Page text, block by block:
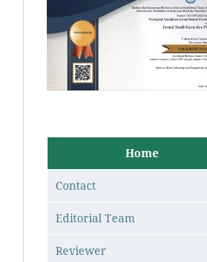
Home
Contact
Editorial Team
Reviewer